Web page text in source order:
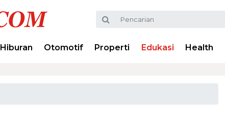
Hiburan Otomotif Properti Edukasi Health